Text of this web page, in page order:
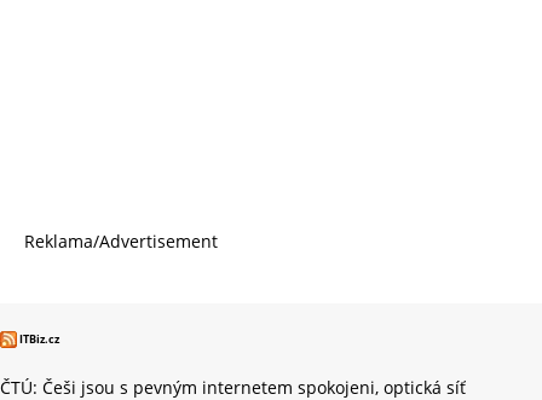
Reklama/Advertisement
ITBiz.cz
ČTÚ: Češi jsou s pevným internetem spokojeni, optická síť